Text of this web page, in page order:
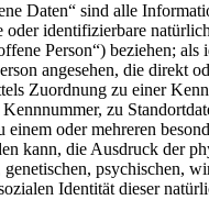
Daten“ sind alle
oder identifizierbare
Person“) beziehen;
angesehen, die direkt
Zuordnung zu einer
zu
einem oder mehreren
kann, die Ausdruck der
psychischen,
Identität dieser